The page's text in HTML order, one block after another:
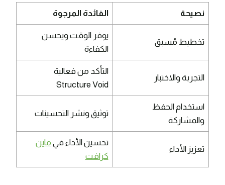
نصيحة الفائدة المرجوة
تخطيط مُسبق
يوفر الوقت ويحسن
الكفاءة
التجربة والاختبار
التأكد من فعالية
Structure Void
استخدام الحفظ
والمشاركة
توثيق ونشر التحسينات
تعزيز الأداء
تحسين الأداء في ماين
كرافت